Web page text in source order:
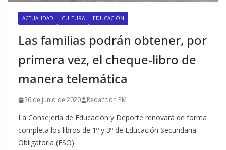
ACTUALIDAD CULTURA EDUCACIÓN
Las familias podrán obtener, por
primera vez, el cheque-libro de
manera telemática
26 de junio de 2020 Redacción PM
La Consejería de Educación y Deporte renovará de forma
completa los libros de 1º y 3º de Educación Secundaria
Obligatoria (ESO)